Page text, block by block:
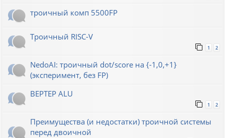
троичный комп 5500FP
Троичный RISC-V
1 2
NedoAI: троичный dot/score на {-1,0,+1}
(эксперимент, без FP)
BEPTEP ALU
1 2
Преимущества (и недостатки) троичной системы
перед двоичной